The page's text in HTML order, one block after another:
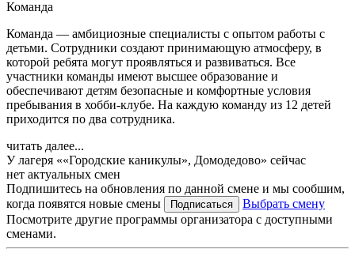
Команда
Команда — амбициозные специалисты с опытом работы с
детьми. Сотрудники создают принимающую атмосферу, в
которой ребята могут проявляться и развиваться. Все
участники команды имеют высшее образование и
обеспечивают детям безопасные и комфортные условия
пребывания в хобби-клубе. На каждую команду из 12 детей
приходится по два сотрудника.
читать далее...
У лагеря ««Городские каникулы», Домодедово» сейчас
нет актуальных смен
Подпишитесь на обновления по данной смене и мы сообшим,
когда появятся новые смены
Подписаться
Выбрать смену
Посмотрите другие программы организатора с доступными
сменами.